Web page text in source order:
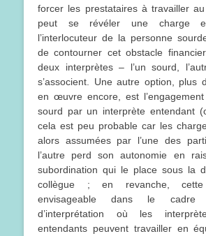
forcer les prestataires à travailler
peut se révéler une charge
l’interlocuteur de la personne
de contourner cet obstacle
deux interprètes – l’un sourd,
s’associent. Une autre option, plus
en œuvre encore, est l’engagement
sourd par un interprète entendant
cela est peu probable car les
alors assumées par l’une des
l’autre perd son autonomie en
subordination qui le place sous la
collègue ; en revanche,
envisageable dans le cadre
d’interprétation où les
entendants peuvent travailler en